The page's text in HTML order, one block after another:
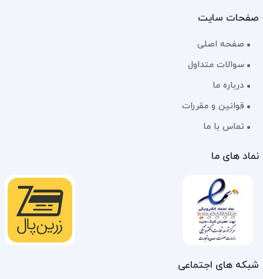
صفحات سایت
صفحه اصلی
سوالات متداول
درباره ما
قوانین و مقررات
تماس با ما
نماد های ما
شبکه های اجتماعی